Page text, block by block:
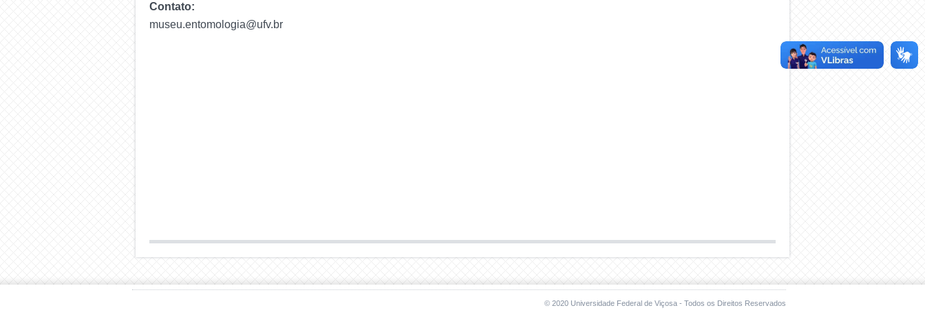
Contato:
museu.entomologia@ufv.br
© 2020 Universidade Federal de Viçosa - Todos os Direitos Reservados